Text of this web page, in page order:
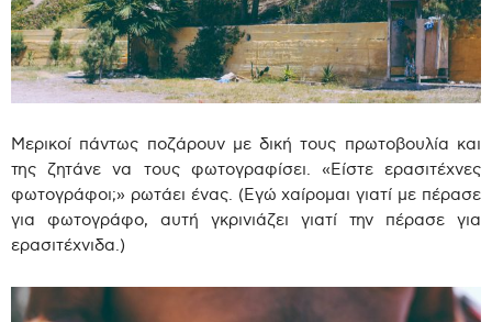
Μερικοί πάντως ποζάρουν με δική τους πρωτοβουλία και
της ζητάνε να τους φωτογραφίσει. «Είστε ερασιτέχνες
φωτογράφοι;» ρωτάει ένας. (Εγώ χαίρομαι γιατί με πέρασε
για φωτογράφο, αυτή γκρινιάζει γιατί την πέρασε για
ερασιτέχνιδα.)